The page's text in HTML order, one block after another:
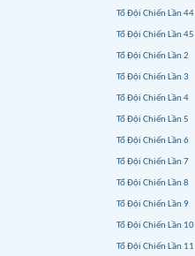
Tổ Đội Chiến Lần 44
Tổ Đội Chiến Lần 45
Tổ Đội Chiến Lần 2
Tổ Đội Chiến Lần 3
Tổ Đội Chiến Lần 4
Tổ Đội Chiến Lần 5
Tổ Đội Chiến Lần 6
Tổ Đội Chiến Lần 7
Tổ Đội Chiến Lần 8
Tổ Đội Chiến Lần 9
Tổ Đội Chiến Lần 10
Tổ Đội Chiến Lần 11